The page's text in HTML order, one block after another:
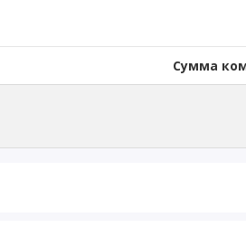
Сумма